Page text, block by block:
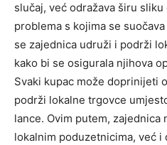
slučaj, već odražava širu
problema s kojima se
se zajednica udruži i podrži
kako bi se osigurala njihova
Svaki kupac može doprinijeti
podrži lokalne trgovce
lance. Ovim putem, zajednica
lokalnim poduzetnicima, već i